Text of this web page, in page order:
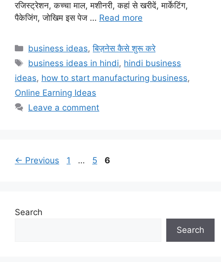
रजिस्ट्रेशन, कच्चा माल, मशीनरी, कहां से खरीदें, मार्केटिंग,
पैकेजिंग, जोखिम इस पेज … Read more
Categories
business ideas,बिज़नेस कैसे शुरू करे
Tags
business ideas in hindi, hindi business
ideas, how to start manufacturing business,
Online Earning Ideas
Leave a comment
← Previous Page
1 … Page
5 Page
6
Search
Search